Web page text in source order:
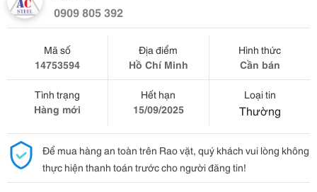
0909 805 392
Mã số
14753594
Địa điểm
Hồ Chí Minh
Hình thức
Cần bán
Tình trạng
Hàng mới
Hết hạn
15/09/2025
Loại tin
Thường
Để mua hàng an toàn trên Rao vặt, quý khách vui lòng không
thực hiện thanh toán trước cho người đăng tin!